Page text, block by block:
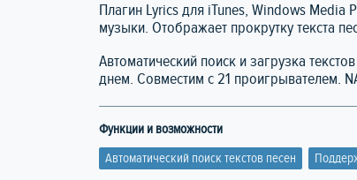
Плагин Lyrics для iTunes, Windows Media
музыки. Отображает прокрутку текста
Автоматический поиск и загрузка
днем. Совместим с 21 проигрывателем.
Функции и возможности
Автоматический поиск текстов песен